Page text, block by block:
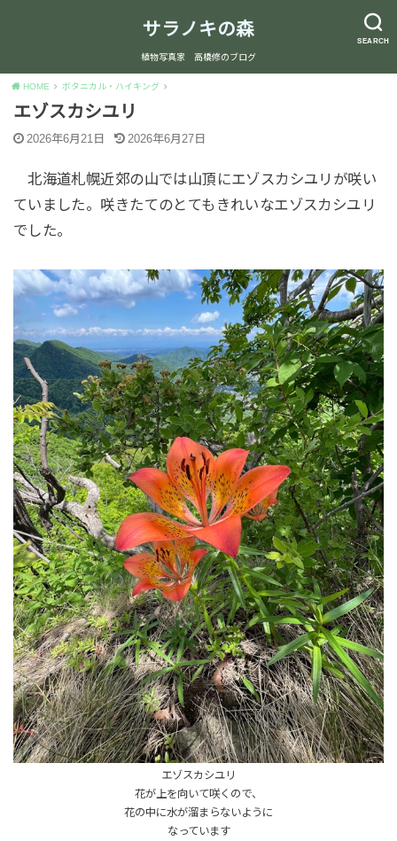
SEARCH
サラノキの森
植物写真家 高橋修のブログ
HOME ボタニカル・ハイキング
エゾスカシユリ
2026年6月21日 2026年6月27日
北海道札幌近郊の山では山頂にエゾスカシユリが咲い
ていました。咲きたてのとてもきれいなエゾスカシユリ
でした。
エゾスカシユリ
花が上を向いて咲くので、
花の中に水が溜まらないように
なっています